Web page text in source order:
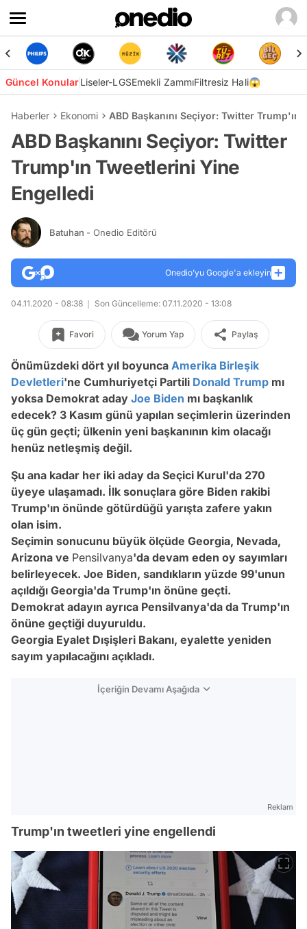
Güncel KonularLiseler-LGSEmekli ZammıFiltresiz Hali😱
Haberler Ekonomi ABD Başkanını Seçiyor: Twitter
ABD Başkanını Seçiyor: Twitter
Trump'ın Tweetlerini Yine
Engelledi
Batuhan - Onedio Editörü
Onedio’yu Google'a ekleyin
04.11.2020 - 08:38 Son Güncelleme: 07.11.2020 - 13:08
Favori Yorum Yap Paylaş
Önümüzdeki dört yıl boyunca Amerika Birleşik
Devletleri'ne Cumhuriyetçi Partili Donald Trump mı
yoksa Demokrat aday Joe Biden mı başkanlık
edecek? 3 Kasım günü yapılan seçimlerin üzerinden
üç gün geçti; ülkenin yeni başkanının kim olacağı
henüz netleşmiş değil.
Şu ana kadar her iki aday da Seçici Kurul'da 270
üyeye ulaşamadı. İlk sonuçlara göre Biden rakibi
Trump'ın önünde götürdüğü yarışta zafere yakın
olan isim.
Seçimin sonucunu büyük ölçüde Georgia, Nevada,
Arizona ve Pensilvanya'da devam eden oy sayımları
belirleyecek. Joe Biden, sandıkların yüzde 99'unun
açıldığı Georgia'da Trump'ın önüne geçti.
Demokrat adayın ayrıca Pensilvanya'da da Trump'ın
önüne geçtiği duyuruldu.
Georgia Eyalet Dışişleri Bakanı, eyalette yeniden
sayım yapılacağını açıkladı.
İçeriğin Devamı Aşağıda
Reklam
Trump'ın tweetleri yine engellendi